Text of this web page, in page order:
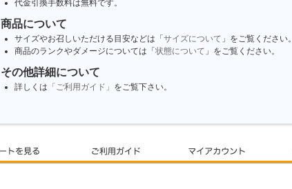
代金引換手数料は無料です。
商品について
サイズやお召しいただける目安などは「サイズについて 」をご覧ください。
商品のランクやダメージについては「状態について 」をご覧ください。
その他詳細について
詳しくは 「ご利用ガイド」 をご覧下さい。